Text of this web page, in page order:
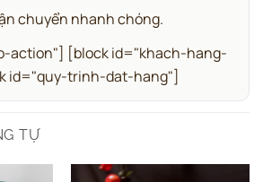
chuyển nhanh chóng.
action"] [block id="khach-hang-
id="quy-trinh-dat-hang"]
TỰ